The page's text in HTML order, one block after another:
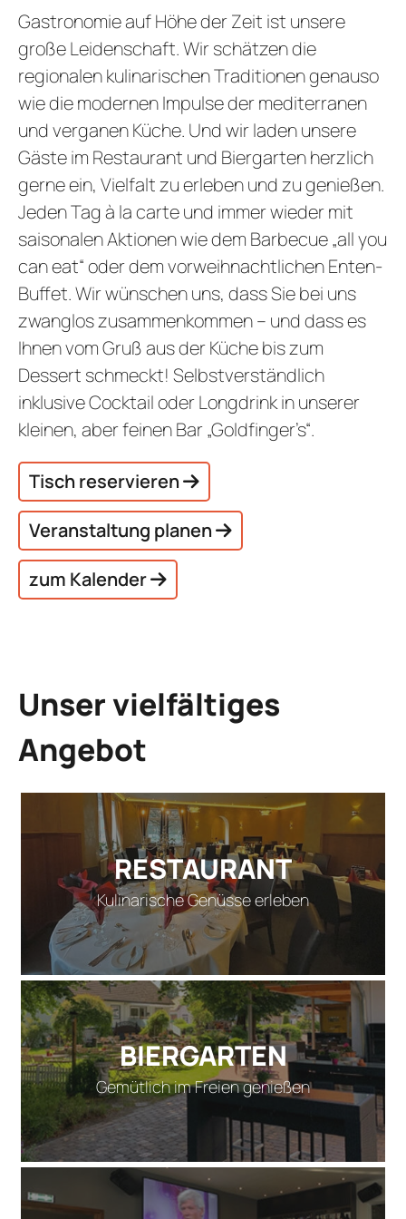
Gastronomie auf Höhe der Zeit ist unsere
große Leidenschaft. Wir schätzen die
regionalen kulinarischen Traditionen genauso
wie die modernen Impulse der mediterranen
und verganen Küche. Und wir laden unsere
Gäste im Restaurant und Biergarten herzlich
gerne ein, Vielfalt zu erleben und zu genießen.
Jeden Tag à la carte und immer wieder mit
saisonalen Aktionen wie dem Barbecue „all you
can eat“ oder dem vorweihnachtlichen Enten-
Buffet. Wir wünschen uns, dass Sie bei uns
zwanglos zusammenkommen – und dass es
Ihnen vom Gruß aus der Küche bis zum
Dessert schmeckt! Selbstverständlich
inklusive Cocktail oder Longdrink in unserer
kleinen, aber feinen Bar „Goldfinger’s“.
Tisch reservieren
Veranstaltung planen
zum Kalender
Unser vielfältiges
Angebot
RESTAURANT
Kulinarische Genüsse erleben
BIERGARTEN
Gemütlich im Freien genießen